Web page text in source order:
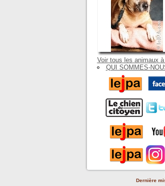
Voir tous les animaux
QUI SOMMES-
Dernière